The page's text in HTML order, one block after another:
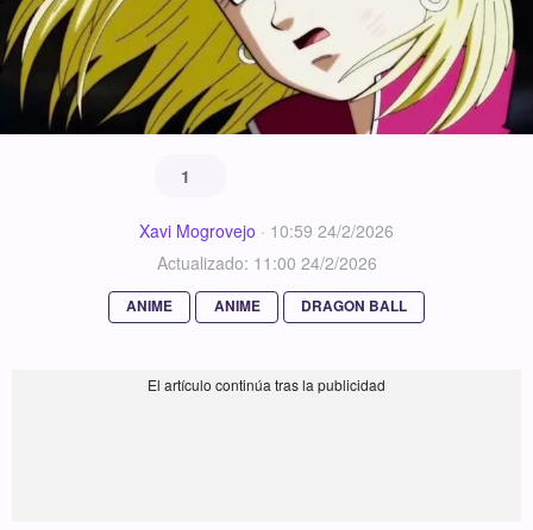
1
Xavi Mogrovejo · 10:59 24/2/2026
Actualizado: 11:00 24/2/2026
ANIME ANIME DRAGON BALL